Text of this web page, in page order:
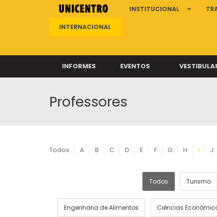
INSTITUCIONAL
INTERNACIONAL
INFORMES EVENTOS
Professores
Todos A B C D E F G H I J
Todos Turismo
Engenharia de Alimentos Ciências